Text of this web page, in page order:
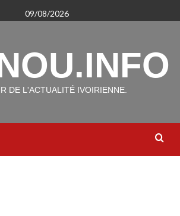
09/08/2026
DE L'ACTUALITÉ IVOIRIENNE.